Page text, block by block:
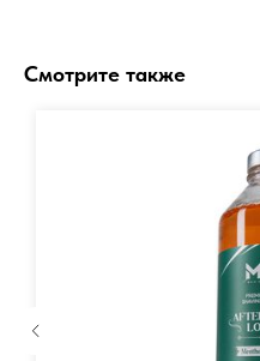
Смотрите также